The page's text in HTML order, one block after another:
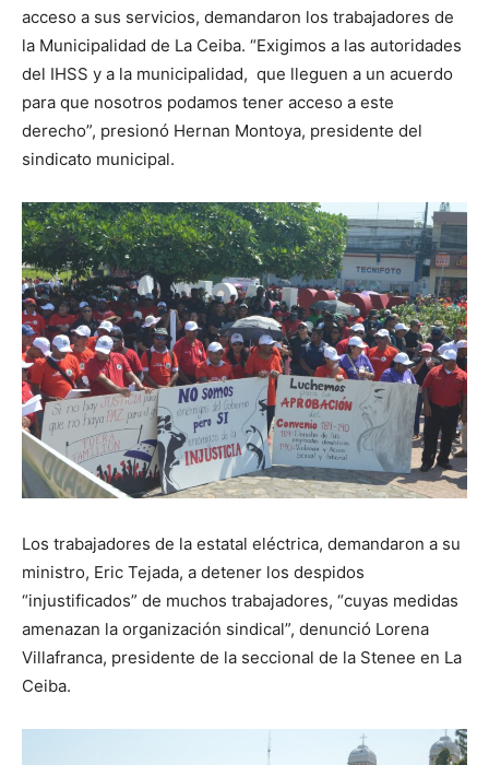
acceso a sus servicios, demandaron los trabajadores de
la Municipalidad de La Ceiba. “Exigimos a las autoridades
del IHSS y a la municipalidad, que lleguen a un acuerdo
para que nosotros podamos tener acceso a este
derecho”, presionó Hernan Montoya, presidente del
sindicato municipal.
Los trabajadores de la estatal eléctrica, demandaron a su
ministro, Eric Tejada, a detener los despidos
“injustificados” de muchos trabajadores, “cuyas medidas
amenazan la organización sindical”, denunció Lorena
Villafranca, presidente de la seccional de la Stenee en La
Ceiba.